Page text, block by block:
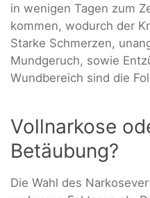
in wenigen Tagen zum
kommen, wodurch der
Starke Schmerzen,
Mundgeruch, sowie
Wundbereich sind die
Vollnarkose
Betäubung?
Die Wahl des